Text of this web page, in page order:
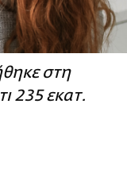
στη
235 εκατ.